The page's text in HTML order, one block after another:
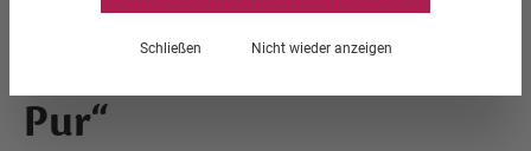
Räucherkohle „Natur
Pur“
Schließen Nicht wieder anzeigen